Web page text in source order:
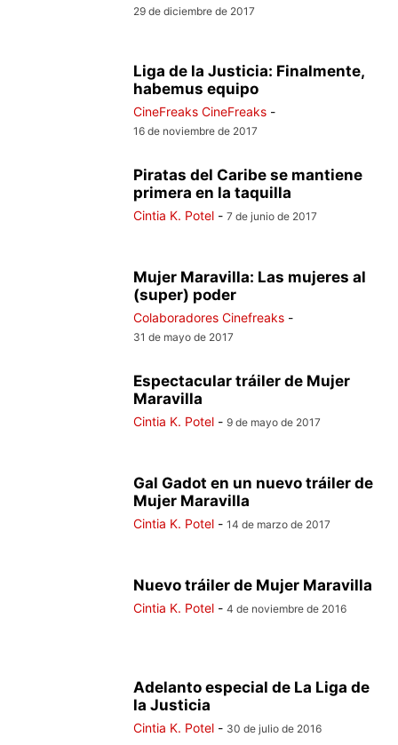
29 de diciembre de 2017
Liga de la Justicia: Finalmente,
habemus equipo
CineFreaks CineFreaks -
16 de noviembre de 2017
Piratas del Caribe se mantiene
primera en la taquilla
Cintia K. Potel - 7 de junio de 2017
Mujer Maravilla: Las mujeres al
(super) poder
Colaboradores Cinefreaks -
31 de mayo de 2017
Espectacular tráiler de Mujer
Maravilla
Cintia K. Potel - 9 de mayo de 2017
Gal Gadot en un nuevo tráiler de
Mujer Maravilla
Cintia K. Potel - 14 de marzo de 2017
Nuevo tráiler de Mujer Maravilla
Cintia K. Potel - 4 de noviembre de 2016
Adelanto especial de La Liga de
la Justicia
Cintia K. Potel - 30 de julio de 2016